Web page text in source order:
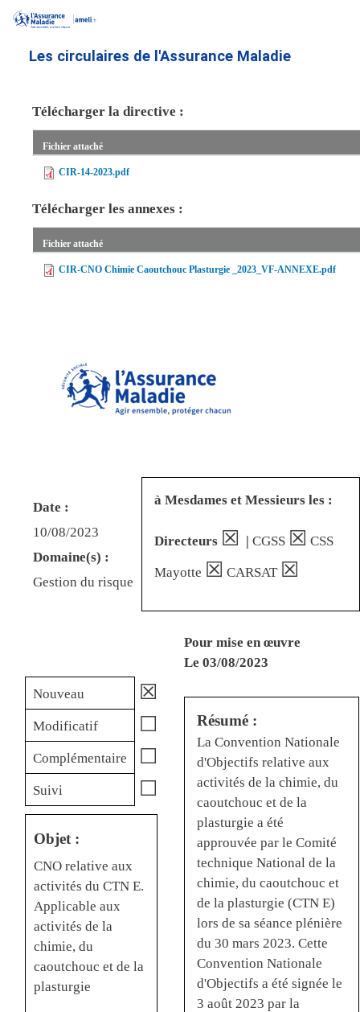
contenu
Les circulaires de l'Assurance Maladie
Télécharger la directive :
Fichier attaché
CIR-14-2023.pdf
Télécharger les annexes :
Fichier attaché
CIR-CNO Chimie Caoutchouc Plasturgie _2023_VF-ANNEXE.pdf
Date :
10/08/2023
Domaine(s) :
Gestion du risque
à Mesdames et Messieurs les :
Directeurs ☒ | CGSS ☒ CSS
Mayotte ☒ CARSAT ☒
Nouveau ☒
Modificatif ☐
Complémentaire ☐
Suivi ☐
Objet :
CNO relative aux
activités du CTN E.
Applicable aux
activités de la
chimie, du
caoutchouc et de la
plasturgie
Pour mise en œuvre
Le 03/08/2023
Résumé :
La Convention Nationale
d'Objectifs relative aux
activités de la chimie, du
caoutchouc et de la
plasturgie a été
approuvée par le Comité
technique National de la
chimie, du caoutchouc et
de la plasturgie (CTN E)
lors de sa séance plénière
du 30 mars 2023. Cette
Convention Nationale
d'Objectifs a été signée le
3 août 2023 par la